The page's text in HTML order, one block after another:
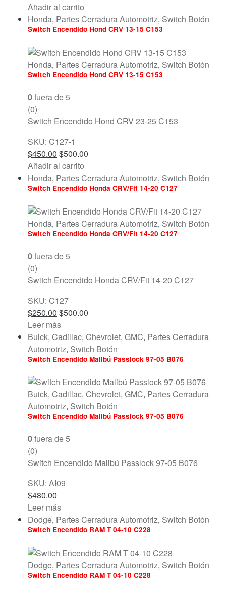
Añadir al carrito
Honda, Partes Cerradura Automotriz, Switch Botón
Switch Encendido Hond CRV 13-15 C153
Honda, Partes Cerradura Automotriz, Switch Botón
Switch Encendido Hond CRV 13-15 C153
0fuera de 5
(0)
Switch Encendido Hond CRV 23-25 C153
SKU: C127-1
$450.00 $500.00
Añadir al carrito
Honda, Partes Cerradura Automotriz, Switch Botón
Switch Encendido Honda CRV/Fit 14-20 C127
Honda, Partes Cerradura Automotriz, Switch Botón
Switch Encendido Honda CRV/Fit 14-20 C127
0fuera de 5
(0)
Switch Encendido Honda CRV/Fit 14-20 C127
SKU: C127
$250.00 $500.00
Leer más
Buick, Cadillac, Chevrolet, GMC, Partes Cerradura
Automotriz, Switch Botón
Switch Encendido Malibú Passlock 97-05 B076
Buick, Cadillac, Chevrolet, GMC, Partes Cerradura
Automotriz, Switch Botón
Switch Encendido Malibú Passlock 97-05 B076
0fuera de 5
(0)
Switch Encendido Malibú Passlock 97-05 B076
SKU: AI09
$480.00
Leer más
Dodge, Partes Cerradura Automotriz, Switch Botón
Switch Encendido RAM T 04-10 C228
Dodge, Partes Cerradura Automotriz, Switch Botón
Switch Encendido RAM T 04-10 C228